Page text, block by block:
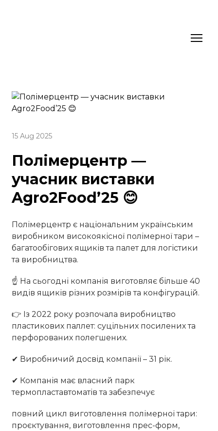
15 Aug 2025
Полімерцентр —
учасник виставки
Agro2Food’25 😊
Полімерцентр є національним українським
виробником високоякісної полімерної тари –
багатообігових ящиків та палет для логістики
та виробництва.
☝ На сьогодні компанія виготовляє більше 40
видів ящиків різних розмірів та конфігурацій.
👉 Із 2022 року розпочала виробництво
пластикових паллет: суцільних посилених та
перфорованих полегшених.
✔ Виробничий досвід компанії – 31 рік.
✔ Компанія має власний парк
термопластавтоматів та забезпечує
повний цикл виготовлення полімерної тари:
проєктування, виготовлення прес-форм,